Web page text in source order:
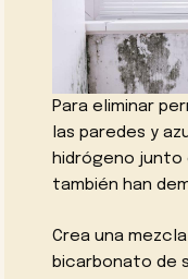
Para eliminar
las paredes y
hidrógeno junto
también han
Crea una
bicarbonato de